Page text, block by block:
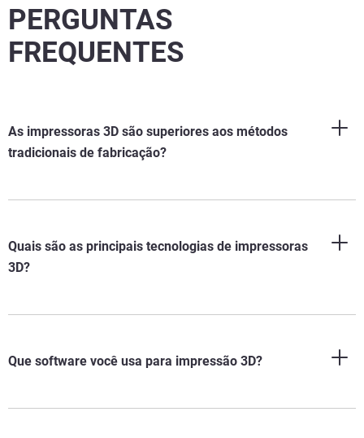
PERGUNTAS
FREQUENTES
As impressoras 3D são superiores aos métodos
tradicionais de fabricação?
Quais são as principais tecnologias de impressoras
3D?
Que software você usa para impressão 3D?